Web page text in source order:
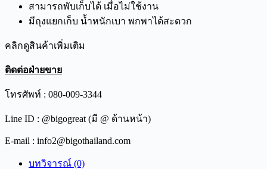
สามารถพับเก็บได้ เมื่อไม่ใช้งาน
มีถุงแยกเก็บ น้ำหนักเบา พกพาได้สะดวก
คลิกดูสินค้าเพิ่มเติม
ติดต่อฝ่ายขาย
โทรศัพท์ : 080-009-3344
Line ID : @bigogreat (มี @ ด้านหน้า)
E-mail : info2@bigothailand.com
บทวิจารณ์ (0)